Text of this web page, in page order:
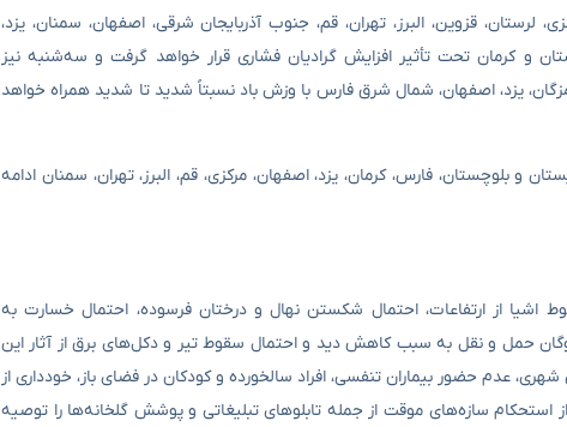
لرستان، قزوین، البرز، تهران، قم، جنوب آذربایجان شرقی، اصفهان، سمنان، یزد،
و کرمان تحت تأثیر افزایش گرادیان فشاری قرار خواهد گرفت و سه‌شنبه نیز
یزد، اصفهان، شمال شرق فارس با وزش باد نسبتاً شدید تا شدید همراه خواهد
بلوچستان، فارس، کرمان، یزد، اصفهان، مرکزی، قم، البرز، تهران، سمنان ادامه
از ارتفاعات، احتمال شکستن نهال و درختان فرسوده، احتمال خسارت به
حمل و نقل به سبب کاهش دید و احتمال سقوط تیر و دکل‌های برق از آثار این
عدم حضور بیماران تنفسی، افراد سالخورده و کودکان در فضای باز، خودداری از
سازه‌های موقت از جمله تابلوهای تبلیغاتی و پوشش گلخانه‌ها را توصیه